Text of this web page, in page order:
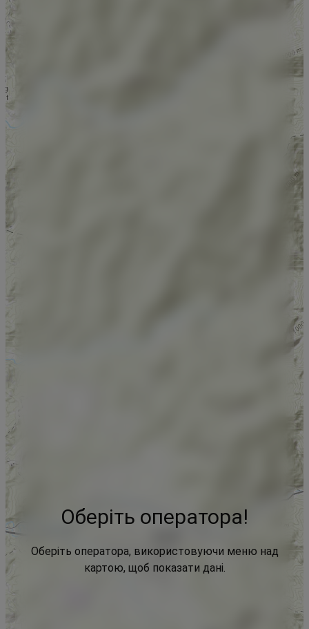
Оберіть оператора!
Оберіть оператора, використовуючи меню над
картою, щоб показати дані.